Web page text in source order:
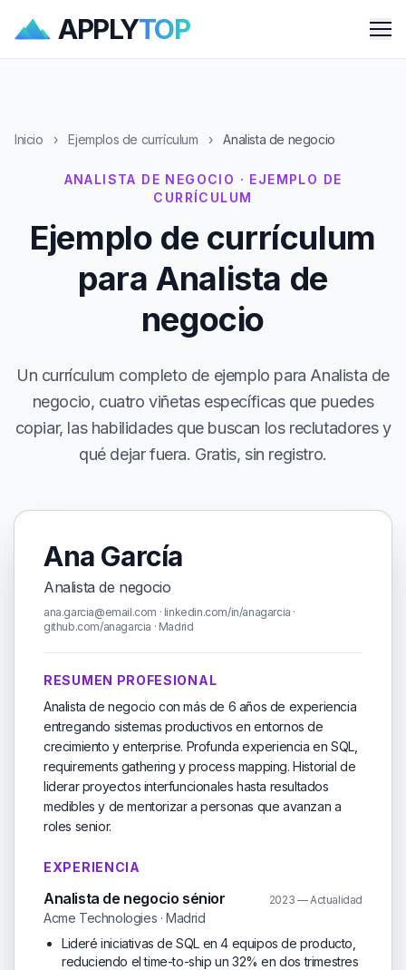
APPLYTOP
Inicio › Ejemplos de currículum › Analista de negocio
ANALISTA DE NEGOCIO · EJEMPLO DE
CURRÍCULUM
Ejemplo de currículum
para Analista de
negocio
Un currículum completo de ejemplo para Analista de
negocio, cuatro viñetas específicas que puedes
copiar, las habilidades que buscan los reclutadores y
qué dejar fuera. Gratis, sin registro.
Ana García
Analista de negocio
ana.garcia@email.com · linkedin.com/in/anagarcia ·
github.com/anagarcia · Madrid
RESUMEN PROFESIONAL
Analista de negocio con más de 6 años de experiencia
entregando sistemas productivos en entornos de
crecimiento y enterprise. Profunda experiencia en SQL,
requirements gathering y process mapping. Historial de
liderar proyectos interfuncionales hasta resultados
medibles y de mentorizar a personas que avanzan a
roles senior.
EXPERIENCIA
Analista de negocio sénior 2023 — Actualidad
Acme Technologies · Madrid
Lideré iniciativas de SQL en 4 equipos de producto,
reduciendo el time-to-ship un 32% en dos trimestres